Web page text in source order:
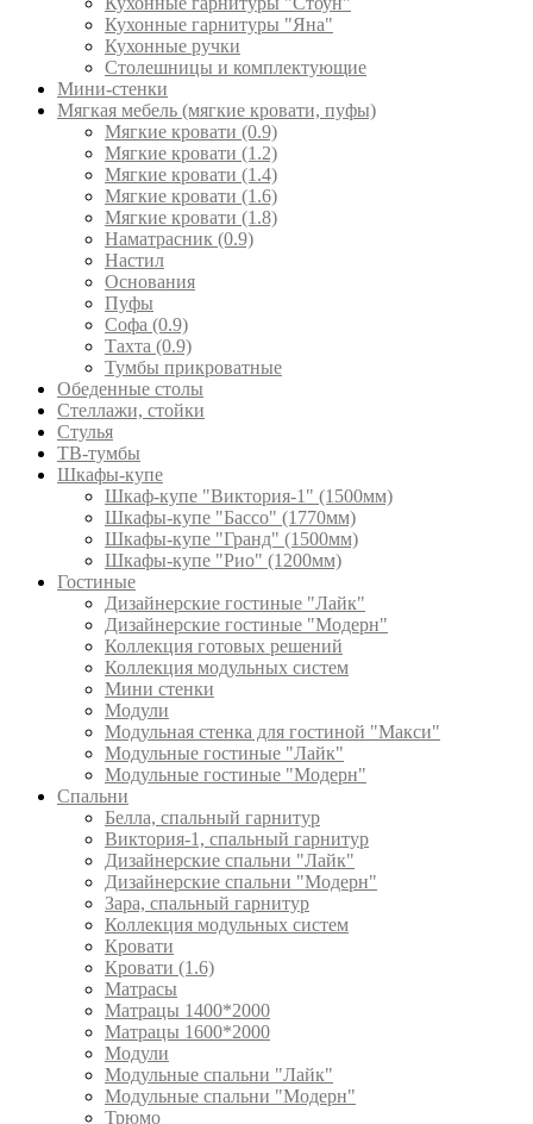
Кухонные гарнитуры "Яна"
Кухонные ручки
Столешницы и комплектующие
Мини-стенки
Мягкая мебель (мягкие кровати, пуфы)
Мягкие кровати (0.9)
Мягкие кровати (1.2)
Мягкие кровати (1.4)
Мягкие кровати (1.6)
Мягкие кровати (1.8)
Наматрасник (0.9)
Настил
Основания
Пуфы
Софа (0.9)
Тахта (0.9)
Тумбы прикроватные
Обеденные столы
Стеллажи, стойки
Стулья
ТВ-тумбы
Шкафы-купе
Шкаф-купе "Виктория-1" (1500мм)
Шкафы-купе "Бассо" (1770мм)
Шкафы-купе "Гранд" (1500мм)
Шкафы-купе "Рио" (1200мм)
Гостиные
Дизайнерские гостиные "Лайк"
Дизайнерские гостиные "Модерн"
Коллекция готовых решений
Коллекция модульных систем
Мини стенки
Модули
Модульная стенка для гостиной "Макси"
Модульные гостиные "Лайк"
Модульные гостиные "Модерн"
Спальни
Белла, спальный гарнитур
Виктория-1, спальный гарнитур
Дизайнерские спальни "Лайк"
Дизайнерские спальни "Модерн"
Зара, спальный гарнитур
Коллекция модульных систем
Кровати
Кровати (1.6)
Матрасы
Матрацы 1400*2000
Матрацы 1600*2000
Модули
Модульные спальни "Лайк"
Модульные спальни "Модерн"
Трюмо